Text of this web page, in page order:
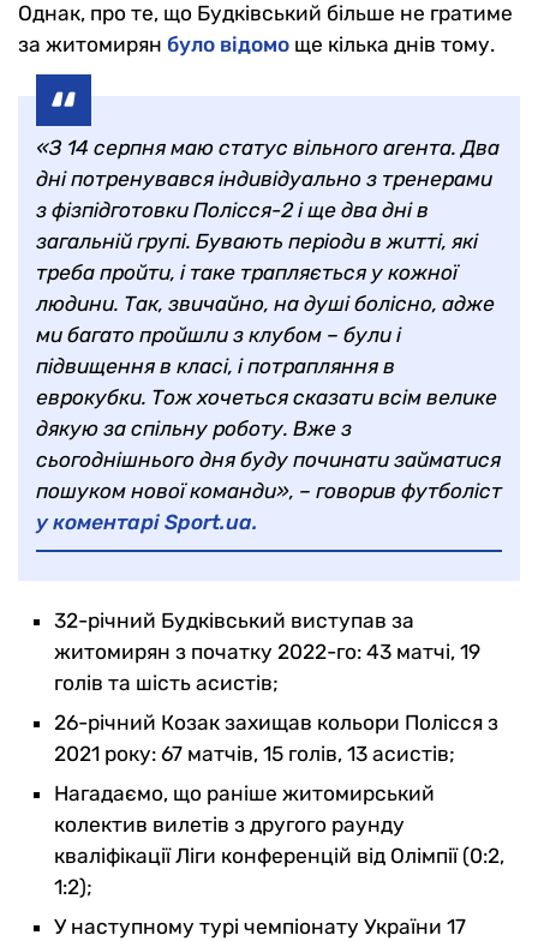
Однак, про те, що Будківський більше не гратиме
за житомирян було відомо ще кілька днів тому.
«З 14 серпня маю статус вільного агента. Два
дні потренувався індивідуально з тренерами
з фізпідготовки Полісся-2 і ще два дні в
загальній групі. Бувають періоди в житті, які
треба пройти, і таке трапляється у кожної
людини. Так, звичайно, на душі болісно, адже
ми багато пройшли з клубом – були і
підвищення в класі, і потрапляння в
еврокубки. Тож хочеться сказати всім велике
дякую за спільну роботу. Вже з
сьогоднішнього дня буду починати займатися
пошуком нової команди», – говорив футболіст
у коментарі Sport.ua.
32-річний Будківський виступав за
житомирян з початку 2022-го: 43 матчі, 19
голів та шість асистів;
26-річний Козак захищав кольори Полісся з
2021 року: 67 матчів, 15 голів, 13 асистів;
Нагадаємо, що раніше житомирський
колектив вилетів з другого раунду
кваліфікації Ліги конференцій від Олімпії (0:2,
1:2);
У наступному турі чемпіонату України 17